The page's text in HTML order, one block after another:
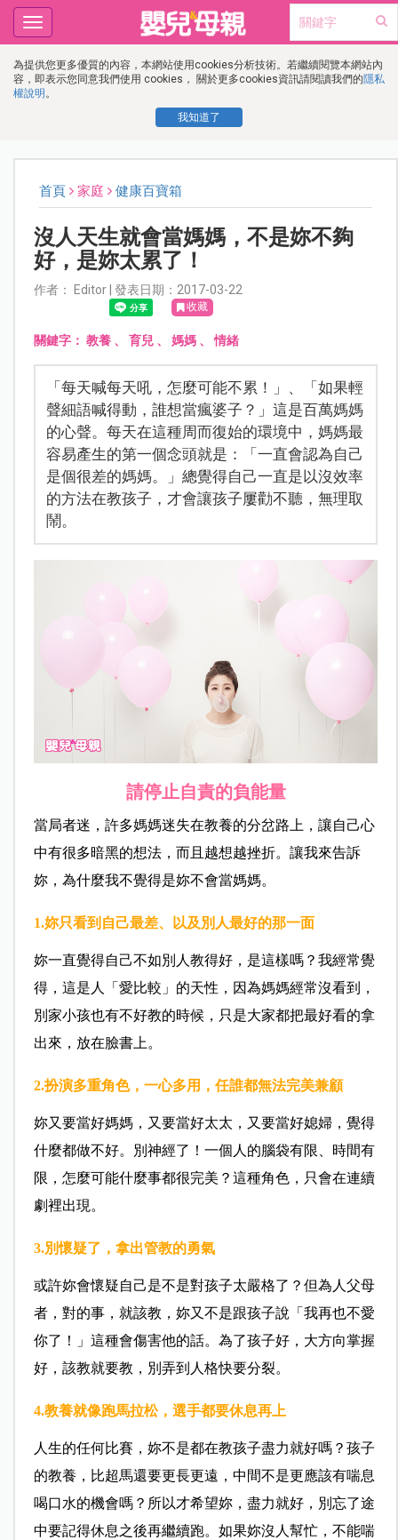
為提供您更多優質的內容，本網站使用cookies分析技術。若繼續閱覽本網站內
容，即表示您同意我們使用 cookies， 關於更多cookies資訊請閱讀我們的隱私
權說明 。
我知道了
Toggle
navigation
首頁 家庭 健康百寶箱
沒人天生就會當媽媽，不是妳不夠
好，是妳太累了！
作者： Editor | 發表日期：2017-03-22
收藏
關鍵字： 教養、 育兒、 媽媽、情緒
「每天喊每天吼，怎麼可能不累！」、「如果輕
聲細語喊得動，誰想當瘋婆子？」這是百萬媽媽
的心聲。每天在這種周而復始的環境中，媽媽最
容易產生的第一個念頭就是：「一直會認為自己
是個很差的媽媽。」總覺得自己一直是以沒效率
的方法在教孩子，才會讓孩子屢勸不聽，無理取
鬧。
請停止自責的負能量
當局者迷，許多媽媽迷失在教養的分岔路上，讓自己心
中有很多暗黑的想法，而且越想越挫折。讓我來告訴
妳，為什麼我不覺得是妳不會當媽媽。
1.妳只看到自己最差、以及別人最好的那一面
妳一直覺得自己不如別人教得好，是這樣嗎？我經常覺
得，這是人「愛比較」的天性，因為媽媽經常沒看到，
別家小孩也有不好教的時候，只是大家都把最好看的拿
出來，放在臉書上。
2.扮演多重角色，一心多用，任誰都無法完美兼顧
妳又要當好媽媽，又要當好太太，又要當好媳婦，覺得
什麼都做不好。別神經了！一個人的腦袋有限、時間有
限，怎麼可能什麼事都很完美？這種角色，只會在連續
劇裡出現。
3.別懷疑了，拿出管教的勇氣
或許妳會懷疑自己是不是對孩子太嚴格了？但為人父母
者，對的事，就該教，妳又不是跟孩子說「我再也不愛
你了！」這種會傷害他的話。為了孩子好，大方向掌握
好，該教就要教，別弄到人格快要分裂。
4.教養就像跑馬拉松，選手都要休息再上
人生的任何比賽，妳不是都在教孩子盡力就好嗎？孩子
的教養，比超馬還要更長更遠，中間不是更應該有喘息
喝口水的機會嗎？所以才希望妳，盡力就好，別忘了途
中要記得休息之後再繼續跑。如果妳沒人幫忙，不能喘